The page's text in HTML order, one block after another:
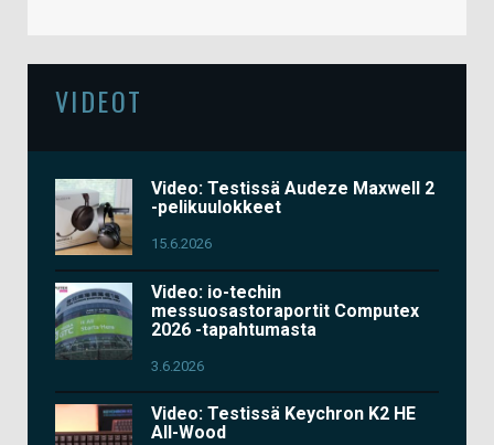
VIDEOT
Video: Testissä Audeze Maxwell 2
-pelikuulokkeet
15.6.2026
Video: io-techin
messuosastoraportit Computex
2026 -tapahtumasta
3.6.2026
Video: Testissä Keychron K2 HE
All-Wood